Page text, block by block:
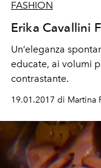
FASHION
Erika Cavallini
Un’eleganza
educate, ai volumi
contrastante.
19.01.2017 di Martina